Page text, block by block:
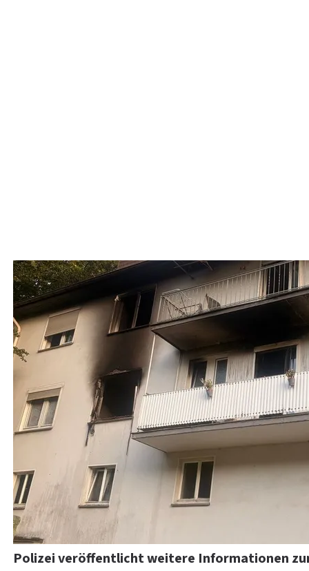
Polizei veröffentlicht weitere Informationen